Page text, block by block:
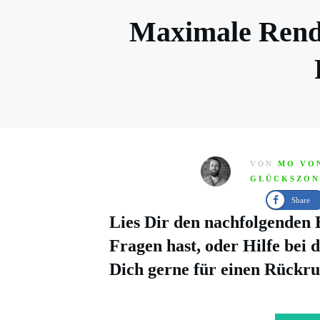
Maximale
VONMO
Share
Lies Dir den
Fragen hast, oder Hilfe bei
Dich gerne für einen